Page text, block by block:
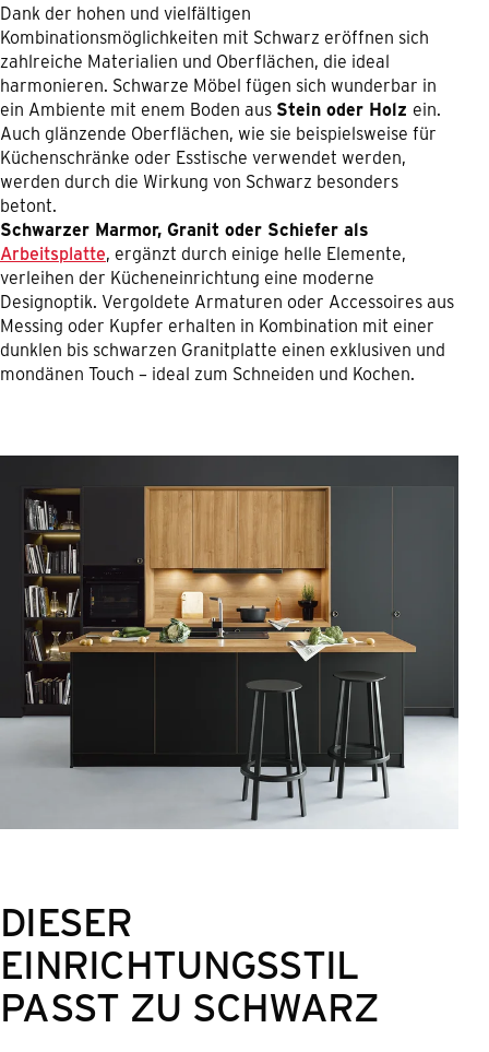
Dank der hohen und vielfältigen
Kombinationsmöglichkeiten mit Schwarz eröffnen sich
zahlreiche Materialien und Oberflächen, die ideal
harmonieren. Schwarze Möbel fügen sich wunderbar in
ein Ambiente mit enem Boden aus Stein oder Holz ein.
Auch glänzende Oberflächen, wie sie beispielsweise für
Küchenschränke oder Esstische verwendet werden,
werden durch die Wirkung von Schwarz besonders
betont.
Schwarzer Marmor, Granit oder Schiefer als
Arbeitsplatte, ergänzt durch einige helle Elemente,
verleihen der Kücheneinrichtung eine moderne
Designoptik. Vergoldete Armaturen oder Accessoires aus
Messing oder Kupfer erhalten in Kombination mit einer
dunklen bis schwarzen Granitplatte einen exklusiven und
mondänen Touch – ideal zum Schneiden und Kochen.
DIESER
EINRICHTUNGSSTIL
PASST ZU SCHWARZ